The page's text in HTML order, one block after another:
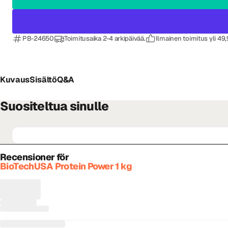
PB-24650 Toimitusaika 2-4 arkipäivää. Ilmainen toimitus yli
KuvausSisältöQ&A
Suositeltua sinulle
Recensioner för
BioTechUSA Protein Power 1 kg